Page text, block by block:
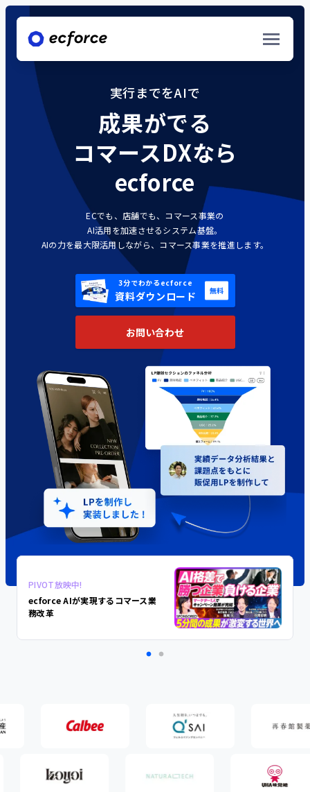
サービス/ソリューション
ecforce commerce solution
EC販売 / 店舗販売・OMO / 来店予約・決済
ecforce data solution
データ統合 / データ分析 / データ活用
ecforce consulting
新規ブランド立ち上げ支援 / デジタルマーケティン
グ支援 / デジタルツール基盤構築支援
Commerce DX for Enterprise
エンタープライズ企業向け
コマースDXプロジェクト
ecforceでできること
ECサイト構築 / 新規立ち上げ
新規顧客獲得
リピート売上拡大
ECサイトリニューアル
OMO（店舗とECの連携）
導入事例一覧
導入企業一覧
業種から探す
パーソナルケア/ヘアケア
ヘルス/ウェルネス
フード/ドリンク
ホビー/ライフスタイル
その他
ナレッジ資料一覧
施策事例一覧
カテゴリーから資料を探す
トレンド・ノウハウ
セミナーレポート
事業活用フォーマット
詳細を見る
イベント・セミナー一覧
イベント・セミナーを探す
近日開催予定のセミナー
今すぐ視聴可能なセミナー
今更聞けない！Meta広告の基礎セミナー
実行までをAIで
成果がでる
コマースDXなら
ecforce
ECでも、店舗でも、コマース事業の
AI活用を加速させるシステム基盤。
AIの力を最大限活用しながら、コマース事業を推進します。
3分でわかるecforce
資料ダウンロード
お問い合わせ
PIVOT放映中!
ecforce AIが実現するコマース業
務改革
ecforce | AIコマースプラットフォーム/EC構築システム